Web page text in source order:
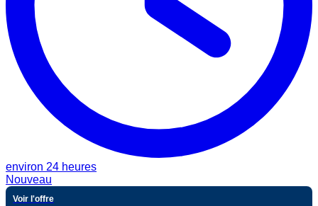
environ 24 heures
Nouveau
Voir l'offre